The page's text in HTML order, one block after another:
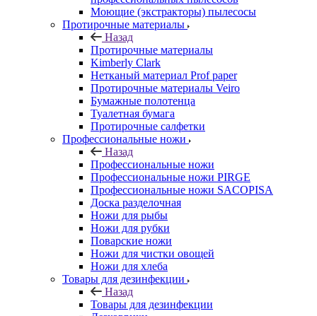
Моющие (экстракторы) пылесосы
Протирочные материалы
Назад
Протирочные материалы
Kimberly Clark
Нетканый материал Prof paper
Протирочные материалы Veiro
Бумажные полотенца
Туалетная бумага
Протирочные салфетки
Профессиональные ножи
Назад
Профессиональные ножи
Профессиональные ножи PIRGE
Профессиональные ножи SACOPISA
Доска разделочная
Ножи для рыбы
Ножи для рубки
Поварские ножи
Ножи для чистки овощей
Ножи для хлеба
Товары для дезинфекции
Назад
Товары для дезинфекции